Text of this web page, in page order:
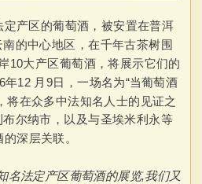
定产区的葡萄酒，被安置在普洱
的中心地区，在千年古茶树围
10大产区葡萄酒，将展示它们的
12 月9日，一场名为“当葡萄酒
将在众多中法知名人士的见证之
尔纳市，以及与圣埃米利永等
深层关联。
名法定产区葡萄酒的展览,我们又